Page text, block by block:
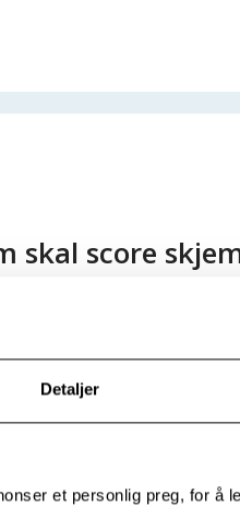
Detaljer
et personlig preg, for å
skal score
på Modum Bad vil det